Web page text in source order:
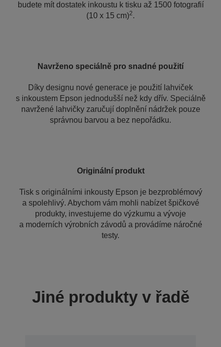
budete mít dostatek inkoustu k tisku až 1500 fotografií
(10 x 15 cm)2.
Navrženo speciálně pro snadné použití
Díky designu nové generace je použití lahviček
s inkoustem Epson jednodušší než kdy dřív. Speciálně
navržené lahvičky zaručují doplnění nádržek pouze
správnou barvou a bez nepořádku.
Originální produkt
Tisk s originálními inkousty Epson je bezproblémový
a spolehlivý. Abychom vám mohli nabízet špičkové
produkty, investujeme do výzkumu a vývoje
a moderních výrobních závodů a provádíme náročné
testy.
Jiné produkty v řadě